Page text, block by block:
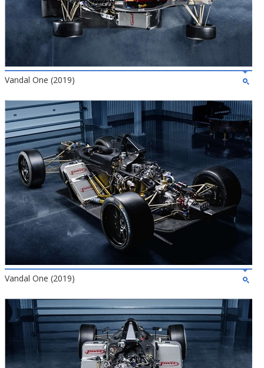
Vandal One (2019)
Vandal One (2019)